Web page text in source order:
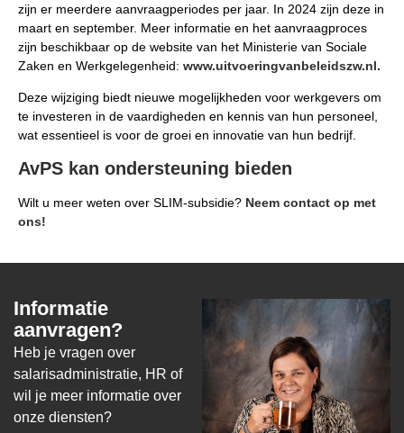
zijn er meerdere aanvraagperiodes per jaar. In 2024 zijn deze in
maart en september. Meer informatie en het aanvraagproces
zijn beschikbaar op de website van het Ministerie van Sociale
Zaken en Werkgelegenheid: www.uitvoeringvanbeleidszw.nl.
Deze wijziging biedt nieuwe mogelijkheden voor werkgevers om
te investeren in de vaardigheden en kennis van hun personeel,
wat essentieel is voor de groei en innovatie van hun bedrijf.
AvPS kan ondersteuning bieden
Wilt u meer weten over SLIM-subsidie? Neem contact op met
ons!
Informatie
aanvragen?
Heb je vragen over
salarisadministratie, HR of
wil je meer informatie over
onze diensten?